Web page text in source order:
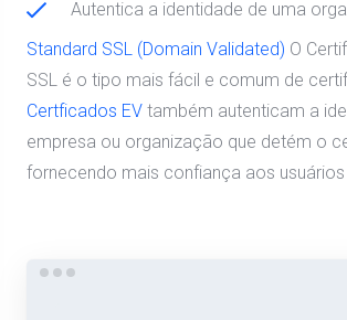
Autentica a identidade de uma
Standard SSL (Domain Validated) O
SSL é o tipo mais fácil e comum de
Certficados EV também autenticam a
empresa ou organização que detém o
fornecendo mais confiança aos usuários